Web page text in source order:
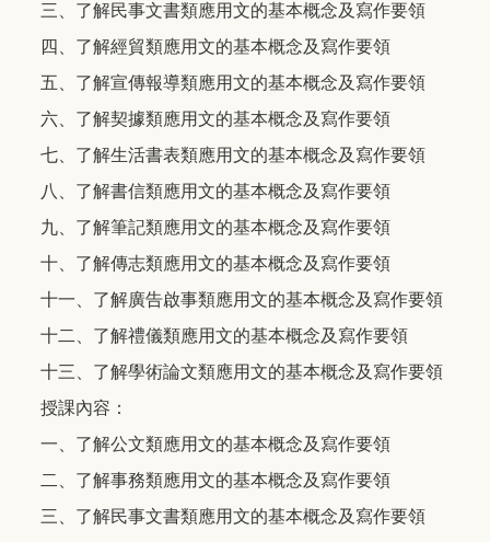
三、了解民事文書類應用文的基本概念及寫作要領
四、了解經貿類應用文的基本概念及寫作要領
五、了解宣傳報導類應用文的基本概念及寫作要領
六、了解契據類應用文的基本概念及寫作要領
七、了解生活書表類應用文的基本概念及寫作要領
八、了解書信類應用文的基本概念及寫作要領
九、了解筆記類應用文的基本概念及寫作要領
十、了解傳志類應用文的基本概念及寫作要領
十一、了解廣告啟事類應用文的基本概念及寫作要領
十二、了解禮儀類應用文的基本概念及寫作要領
十三、了解學術論文類應用文的基本概念及寫作要領
授課內容：
一、了解公文類應用文的基本概念及寫作要領
二、了解事務類應用文的基本概念及寫作要領
三、了解民事文書類應用文的基本概念及寫作要領